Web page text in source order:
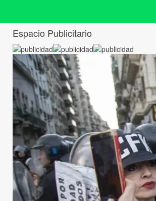
Espacio Publicitario